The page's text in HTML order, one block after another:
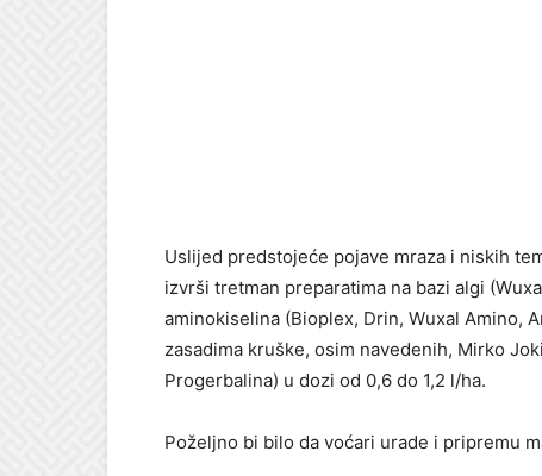
Uslijed predstojeće pojave mraza i niskih
izvrši tretman preparatima na bazi algi
aminokiselina (Bioplex, Drin, Wuxal Amino,
zasadima kruške, osim navedenih, Mirko
Progerbalina) u dozi od 0,6 do 1,2 l/ha.
Poželjno bi bilo da voćari urade i pripremu